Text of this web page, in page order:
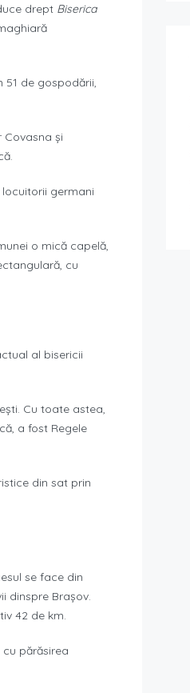
drept Biserica
de gospodării,
Covasna și
germani
o mică capelă,
cu
al bisericii
Cu toate astea,
a fost Regele
din sat prin
se face din
dinspre Brașov.
42 de km.
părăsirea